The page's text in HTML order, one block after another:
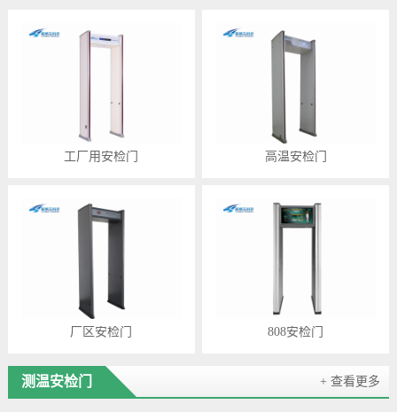
工厂用安检门 高温安检门
厂区安检门 808安检门
+ 查看更多
测温安检门